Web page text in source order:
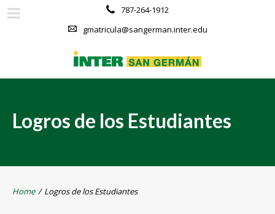
787-264-1912
gmatricula@sangerman.inter.edu
Logros de los Estudiantes
Home / Logros de los Estudiantes